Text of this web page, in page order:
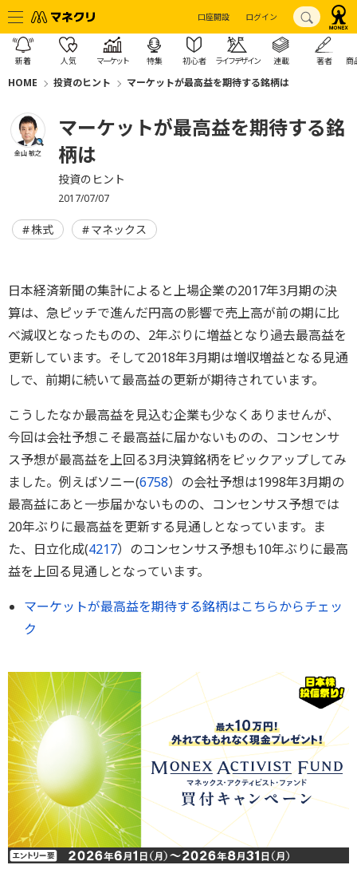
口座開設 ログイン
新着 人気 マーケット 特集 初心者 ライフデザイン 連載 著者 商
HOME 投資のヒント マーケットが最高益を期待する銘柄は
金山 敏之
マーケットが最高益を期待する銘
柄は
投資のヒント
2017/07/07
株式 マネックス
日本経済新聞の集計によると上場企業の2017年3月期の決
算は、急ピッチで進んだ円高の影響で売上高が前の期に比
べ減収となったものの、2年ぶりに増益となり過去最高益を
更新しています。そして2018年3月期は増収増益となる見通
しで、前期に続いて最高益の更新が期待されています。
こうしたなか最高益を見込む企業も少なくありませんが、
今回は会社予想こそ最高益に届かないものの、コンセンサ
ス予想が最高益を上回る3月決算銘柄をピックアップしてみ
ました。例えばソニー(6758）の会社予想は1998年3月期の
最高益にあと一歩届かないものの、コンセンサス予想では
20年ぶりに最高益を更新する見通しとなっています。ま
た、日立化成(4217）のコンセンサス予想も10年ぶりに最高
益を上回る見通しとなっています。
マーケットが最高益を期待する銘柄はこちらからチェッ
ク